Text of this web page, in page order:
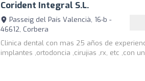
Corident Integral S.l.
Passeig del País Valencià, 16-b -
46612, Corbera
Clinica dental con mas 25 años de
implantes ,ortodoncia ,cirujias ,rx, etc ,con